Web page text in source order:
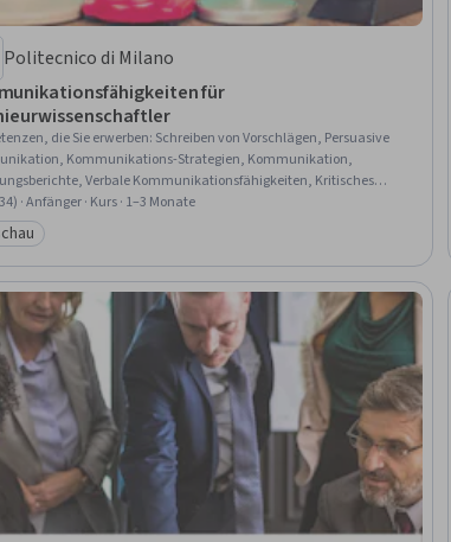
Politecnico di Milano
für
die Sie erwerben: Schreiben von Vorschlägen, Persuasive
Kommunikations-Strategien, Kommunikation,
Verbale Kommunikationsfähigkeiten, Kritisches
Schreiben von Zuschüssen, Schreiben, Öffentliches Reden
· Anfänger · Kurs · 1–3 Monate
Vorschau